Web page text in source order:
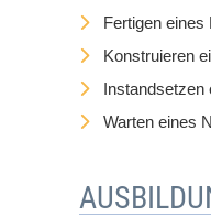
Fertigen eines
Konstruieren
Instandsetzen
Warten eines